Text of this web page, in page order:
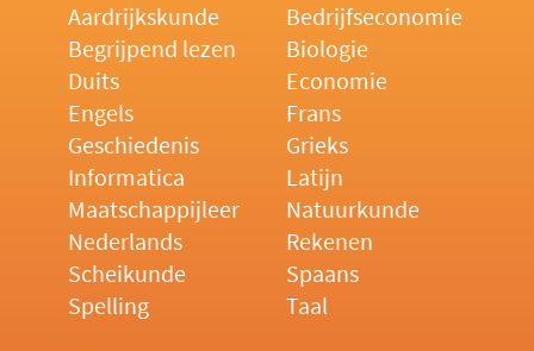
Aardrijkskunde
Bedrijfseconomie
Begrijpend lezen
Biologie
Duits
Economie
Engels
Frans
Geschiedenis
Grieks
Informatica
Latijn
Maatschappijleer
Natuurkunde
Nederlands
Rekenen
Scheikunde
Spaans
Spelling
Taal